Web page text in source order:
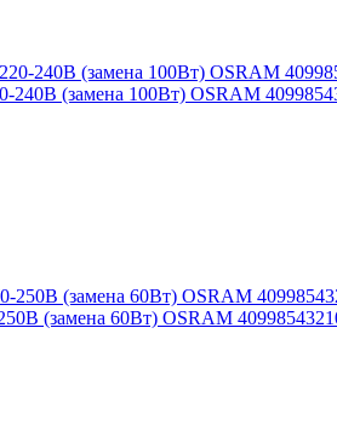
240В (замена 100Вт) OSRAM
(замена 60Вт) OSRAM